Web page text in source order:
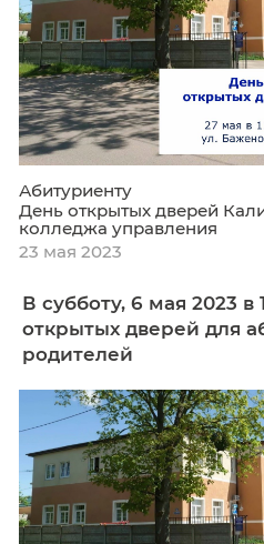
День открытых
колледжа управления
16 июня 2023
В субботу, 27 мая
открытых дверей
родителей